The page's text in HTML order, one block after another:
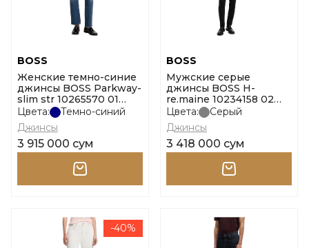
BOSS
Женские темно-синие
джинсы BOSS Parkway-
slim str 10265570 01
размер 27
Цвета:
Темно-синий
Джинсы
3 915 000 сум
BOSS
Мужские серые
джинсы BOSS H-
re.maine 10234158 02
размер 33
Цвета:
Серый
Джинсы
3 418 000 сум
-40%